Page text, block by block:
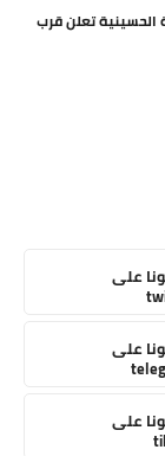
الحسينية تعلن قرب
على
على
على